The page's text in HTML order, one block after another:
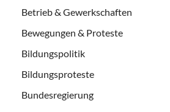
Betrieb & Gewerkschaften
Bewegungen & Proteste
Bildungspolitik
Bildungsproteste
Bundesregierung